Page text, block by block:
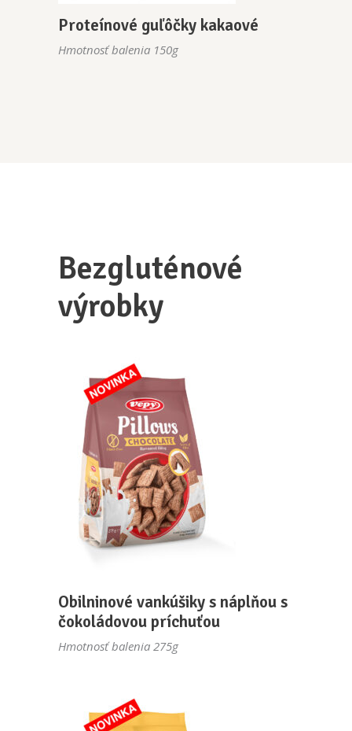
Proteínové guľôčky kakaové
Hmotnosť balenia 150g
Bezgluténové
výrobky
Obilninové vankúšiky s náplňou s
čokoládovou príchuťou
Hmotnosť balenia 275g